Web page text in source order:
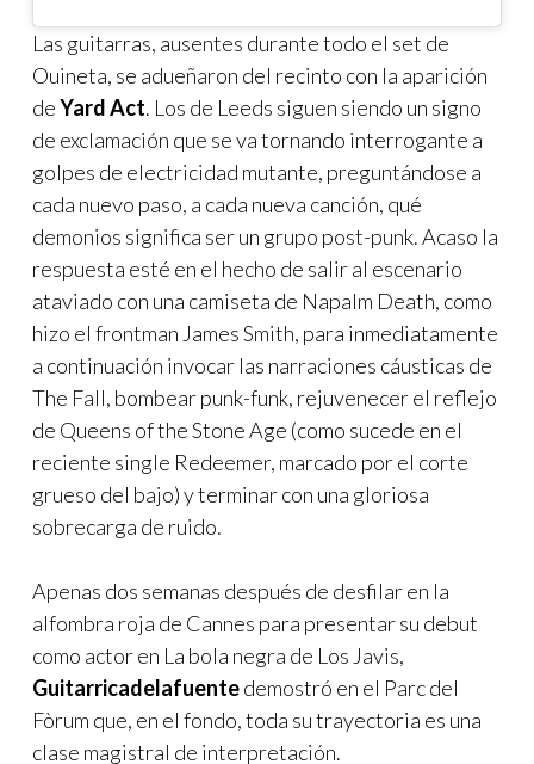
Las guitarras, ausentes durante todo el set de
Ouineta, se adueñaron del recinto con la aparición
deYard Act. Los de Leeds siguen siendo un signo
de exclamación que se va tornando interrogante a
golpes de electricidad mutante, preguntándose a
cada nuevo paso, a cada nueva canción, qué
demonios significa ser un grupo post-punk. Acaso la
respuesta esté en el hecho de salir al escenario
ataviado con una camiseta de Napalm Death, como
hizo el frontman James Smith, para inmediatamente
a continuación invocar las narraciones cáusticas de
The Fall, bombear punk-funk, rejuvenecer el reflejo
de Queens of the Stone Age (como sucede en el
reciente single Redeemer, marcado por el corte
grueso del bajo) y terminar con una gloriosa
sobrecarga de ruido.
Apenas dos semanas después de desfilar en la
alfombra roja de Cannes para presentar su debut
como actor en La bola negra de Los Javis,
Guitarricadelafuentedemostró en el Parc del
Fòrum que, en el fondo, toda su trayectoria es una
clase magistral de interpretación.